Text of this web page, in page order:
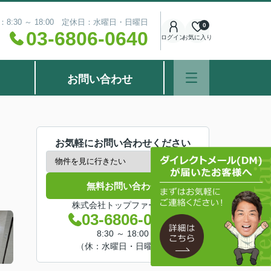
8:30 ～ 18:00 定休日：水曜日・日曜日
03-6806-0640 ログインお気に入り
0
お問い合わせ
お気軽にお問い合わせください
無料お問い合わせ
株式会社トップファースト
03-6806-0640
8:30 ～ 18:00
（休：水曜日・日曜日）